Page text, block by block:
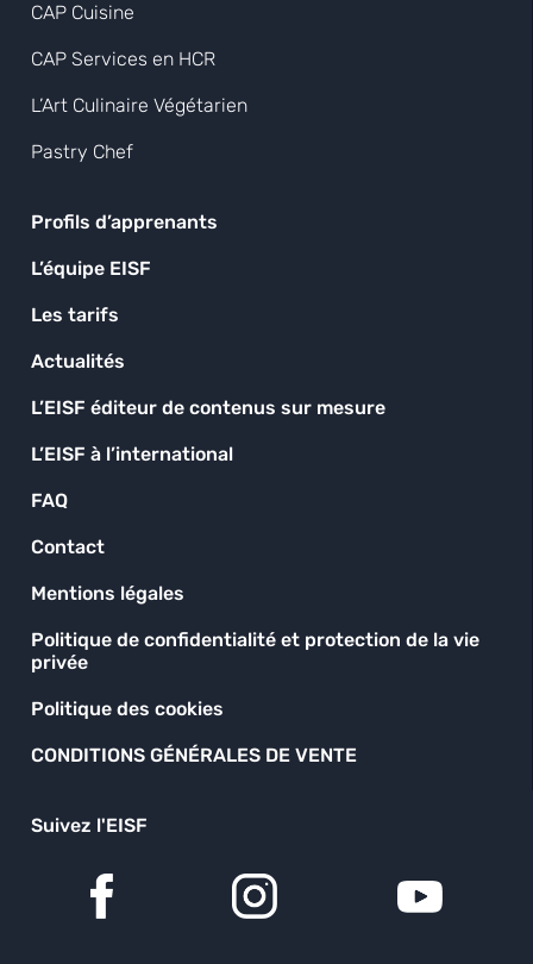
CAP Cuisine
CAP Services en HCR
L’Art Culinaire Végétarien
Pastry Chef
Profils d’apprenants
L’équipe EISF
Les tarifs
Actualités
L’EISF éditeur de contenus sur mesure
L’EISF à l’international
FAQ
Contact
Mentions légales
Politique de confidentialité et protection de la vie
privée
Politique des cookies
CONDITIONS GÉNÉRALES DE VENTE
Suivez l'EISF